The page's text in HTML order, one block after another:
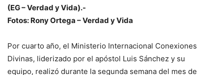
(EG – Verdad y Vida).-
Fotos: Rony Ortega – Verdad y Vida
Por cuarto año, el Ministerio Internacional Conexiones
Divinas, liderizado por el apóstol Luis Sánchez y su
equipo, realizó durante la segunda semana del mes de